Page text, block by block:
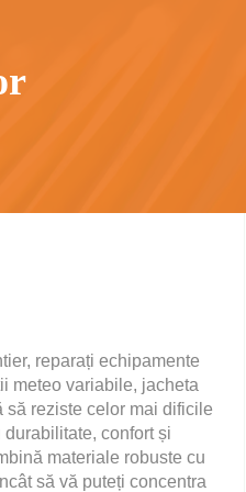
reparați echipamente
meteo variabile, jacheta
să reziste celor mai dificile
confort și
materiale robuste cu
să vă puteți concentra